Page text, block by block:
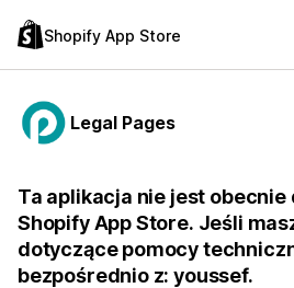
Shopify App Store
Legal Pages
Ta aplikacja nie jest obecnie
Shopify App Store. Jeśli
dotyczące pomocy
bezpośrednio z: youssef.